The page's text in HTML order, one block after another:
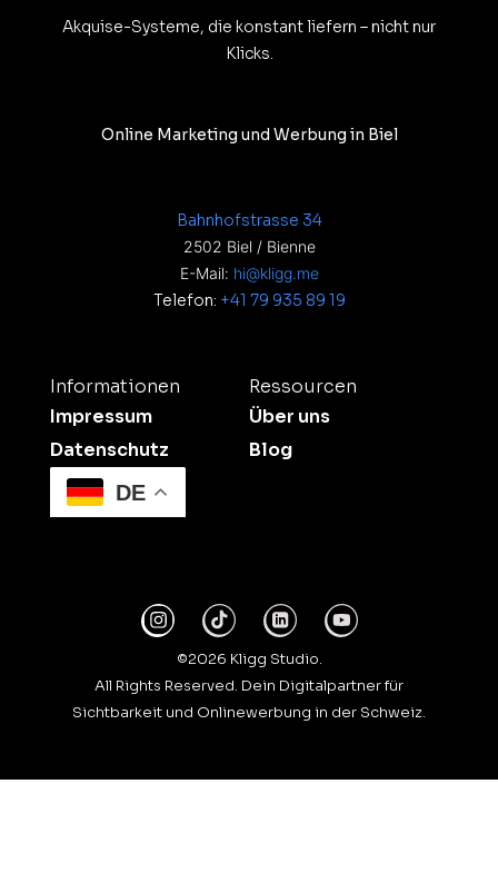
Akquise-Systeme, die konstant liefern – nicht nur
Klicks.
Online Marketing und Werbung in Biel
Bahnhofstrasse 34
2502 Biel / Bienne
E-Mail: hi@kligg.me
Telefon: +41 79 935 89 19
Informationen
Impressum
Datenschutz
Ressourcen
Über uns
Blog
DE
©2026 Kligg Studio.
All Rights Reserved. Dein Digitalpartner für
Sichtbarkeit und Onlinewerbung in der Schweiz.